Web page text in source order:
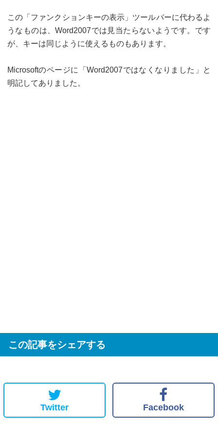
この「ファンクションキーの表示」ツールバーに代わるよ
うなものは、Word2007では見当たらないようです。です
が、キーは同じように使えるものもあります。
Microsoftのページに「Word2007ではなくなりました」と
明記してありました。
この記事をシェアする
Twitter Facebook